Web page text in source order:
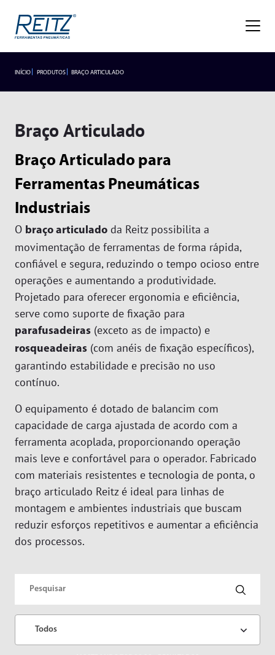
Sobre
Missão, Visão e Valores
Nossa História
Premiações
Trabalhe Conosco
Trabalhe Conosco
Industriais
Acessórios
Alicates
Braço Articulado
Esmerilhadeiras
Furadeiras
Limadoras
Lixadeiras
Marteletes
Marteletes Rebatedores
Motores
Movimentador de Rolos
Perfilador
Pinos e Válvulas
Politrizes
Raspadeiras
Rosqueadeiras
Serras
Vibradores
Hidropneumáticos
Rebitador de Rosca
Rebitador POP
Segmentos
Frigoríficos
Fundições
Linha Branca
Moveleiros
Recapadoras
Assistência Técnica
Downloads
Empresa
Trabalhe Conosco
Área do Representante/Cliente
HIDROPNEUMÁTICOS
SEGMENTOS
INÍCIO PRODUTOS BRAÇO ARTICULADO
Braço Articulado
Braço Articulado para
Ferramentas Pneumáticas
Industriais
O braço articulado da Reitz possibilita a
movimentação de ferramentas de forma rápida,
confiável e segura, reduzindo o tempo ocioso entre
operações e aumentando a produtividade.
Projetado para oferecer ergonomia e eficiência,
serve como suporte de fixação para
parafusadeiras (exceto as de impacto) e
rosqueadeiras (com anéis de fixação específicos),
garantindo estabilidade e precisão no uso
contínuo.
O equipamento é dotado de balancim com
capacidade de carga ajustada de acordo com a
ferramenta acoplada, proporcionando operação
mais leve e confortável para o operador. Fabricado
com materiais resistentes e tecnologia de ponta, o
braço articulado Reitz é ideal para linhas de
montagem e ambientes industriais que buscam
reduzir esforços repetitivos e aumentar a eficiência
dos processos.
Todos